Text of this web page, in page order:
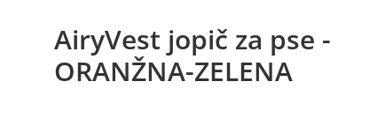
AiryVest jopič za pse -
ORANŽNA-ZELENA